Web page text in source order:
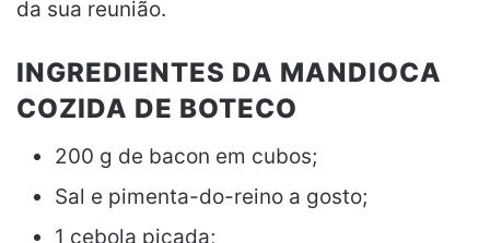
da sua reunião.
INGREDIENTES DA MANDIOCA
COZIDA DE BOTECO
200 g de bacon em cubos;
Sal e pimenta-do-reino a gosto;
1 cebola picada;